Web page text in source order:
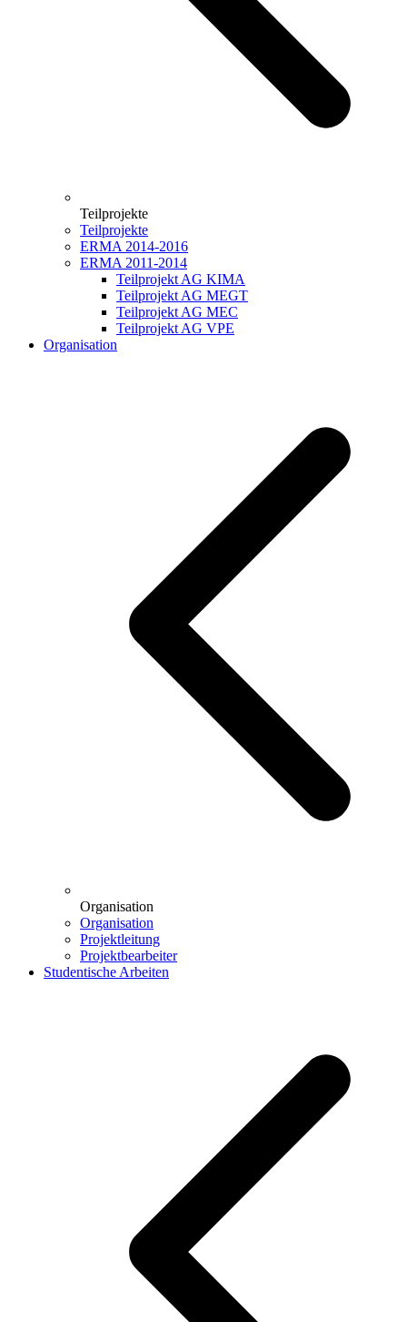
Teilprojekte
Teilprojekte
ERMA 2014-2016
ERMA 2011-2014
Teilprojekt AG KIMA
Teilprojekt AG MEGT
Teilprojekt AG MEC
Teilprojekt AG VPE
Organisation
Organisation
Organisation
Projektleitung
Projektbearbeiter
Studentische Arbeiten